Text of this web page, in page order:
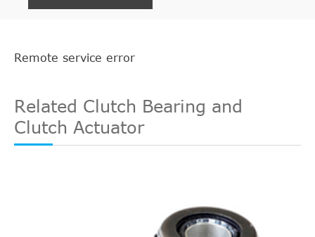
Remote service error
Related Clutch Bearing and
Clutch Actuator